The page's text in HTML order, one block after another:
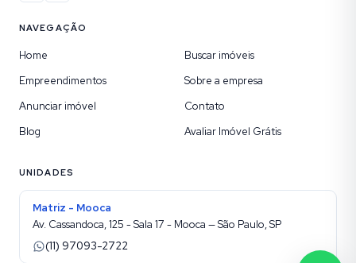
NAVEGAÇÃO
Home
Buscar imóveis
Empreendimentos
Sobre a empresa
Anunciar imóvel
Contato
Blog
Avaliar Imóvel Grátis
UNIDADES
Matriz - Mooca
Av. Cassandoca, 125 - Sala 17 - Mooca — São Paulo, SP
(11) 97093-2722